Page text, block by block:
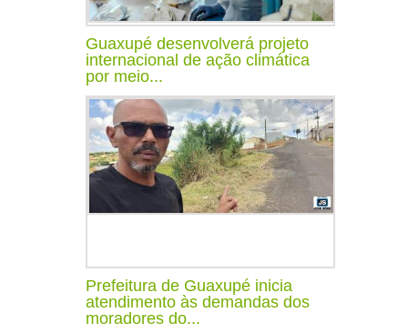
Guaxupé desenvolverá projeto
internacional de ação climática
por meio...
Prefeitura de Guaxupé inicia
atendimento às demandas dos
moradores do...